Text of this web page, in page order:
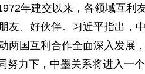
年建交以来，各领域互
、好伙伴。习近平指出，
两国互利合作全面深入发展
力下，中墨关系将进入一个